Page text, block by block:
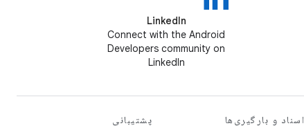
LinkedIn
Connect with the Android
Developers community on
LinkedIn
اسناد و بارگیری‌ها پشتیبانی